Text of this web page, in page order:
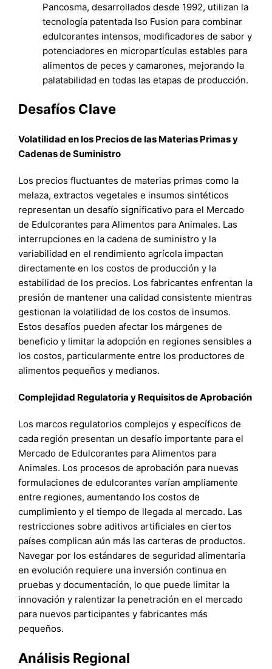
Pancosma, desarrollados desde 1992, utilizan la
tecnología patentada Iso Fusion para combinar
edulcorantes intensos, modificadores de sabor y
potenciadores en micropartículas estables para
alimentos de peces y camarones, mejorando la
palatabilidad en todas las etapas de producción.
Desafíos Clave
Volatilidad en los Precios de las Materias Primas y
Cadenas de Suministro
Los precios fluctuantes de materias primas como la
melaza, extractos vegetales e insumos sintéticos
representan un desafío significativo para el Mercado
de Edulcorantes para Alimentos para Animales. Las
interrupciones en la cadena de suministro y la
variabilidad en el rendimiento agrícola impactan
directamente en los costos de producción y la
estabilidad de los precios. Los fabricantes enfrentan la
presión de mantener una calidad consistente mientras
gestionan la volatilidad de los costos de insumos.
Estos desafíos pueden afectar los márgenes de
beneficio y limitar la adopción en regiones sensibles a
los costos, particularmente entre los productores de
alimentos pequeños y medianos.
Complejidad Regulatoria y Requisitos de Aprobación
Los marcos regulatorios complejos y específicos de
cada región presentan un desafío importante para el
Mercado de Edulcorantes para Alimentos para
Animales. Los procesos de aprobación para nuevas
formulaciones de edulcorantes varían ampliamente
entre regiones, aumentando los costos de
cumplimiento y el tiempo de llegada al mercado. Las
restricciones sobre aditivos artificiales en ciertos
países complican aún más las carteras de productos.
Navegar por los estándares de seguridad alimentaria
en evolución requiere una inversión continua en
pruebas y documentación, lo que puede limitar la
innovación y ralentizar la penetración en el mercado
para nuevos participantes y fabricantes más
pequeños.
Análisis Regional